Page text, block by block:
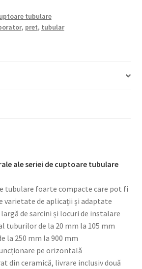
tubulare
, pret, tubular
ale seriei de cuptoare tubulare
tubulare foarte compacte care pot fi
de aplicații și adaptate
de sarcini și locuri de instalare
tuburilor de la 20 mm la 105 mm
la 250 mm la 900 mm
pe orizontală
din ceramică, livrare inclusiv două